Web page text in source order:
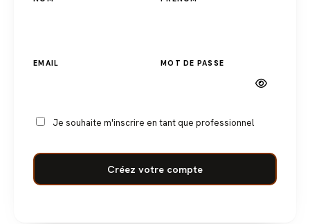
EMAIL MOT DE PASSE
Je souhaite m'inscrire en tant que professionnel
Créez votre compte